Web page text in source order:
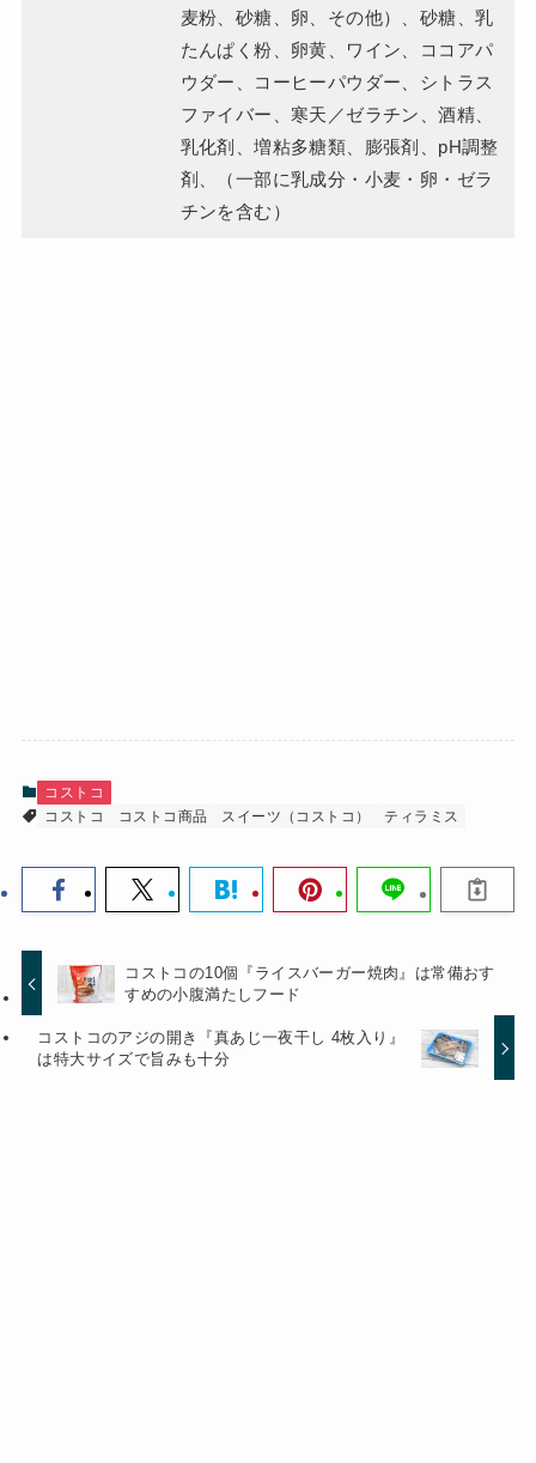
麦粉、砂糖、卵、その他）、砂糖、乳
たんぱく粉、卵黄、ワイン、ココアパ
ウダー、コーヒーパウダー、シトラス
ファイバー、寒天／ゼラチン、酒精、
乳化剤、増粘多糖類、膨張剤、pH調整
剤、（一部に乳成分・小麦・卵・ゼラ
チンを含む）
コストコ
コストコ
コストコ商品 スイーツ（コストコ） ティラミス
コストコの10個『ライスバーガー焼肉』は常備おす
すめの小腹満たしフード
コストコのアジの開き『真あじ一夜干し 4枚入り』
は特大サイズで旨みも十分